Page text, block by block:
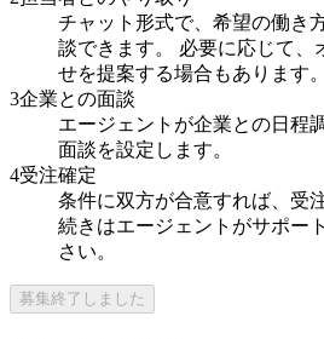
チャット形式で、希望の働き
談できます。 必要に応じて、
せを提案する場合もあります。
3企業との面談
エージェントが企業との日程
面談を設定します。
4受注確定
条件に双方が合意すれば、受
続きはエージェントがサポー
さい。
募集終了しました